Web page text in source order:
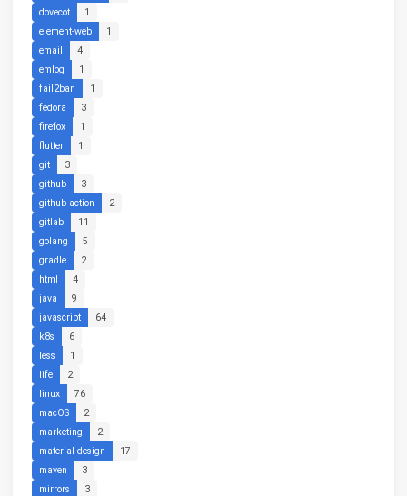
dovecot
1
element-web
1
email
4
emlog
1
fail2ban
1
fedora
3
firefox
1
flutter
1
git
3
github
3
github action
2
gitlab
11
golang
5
gradle
2
html
4
java
9
javascript
64
k8s
6
less
1
life
2
linux
76
macOS
2
marketing
2
material design
17
maven
3
mirrors
3